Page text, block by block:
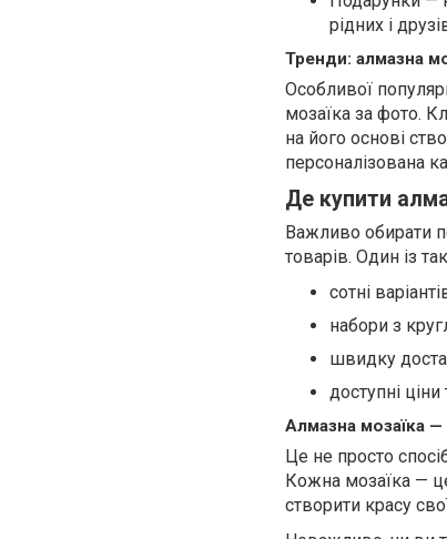
рідних і
Тренди: алмазна
Особливої
мозаїка за фото.
на його основі
персоналізована
Де купити
Важливо обирати
товарів. Один із
сотні
набори з
швидку
доступні ціни
Алмазна мозаїка —
Це не просто
Кожна мозаїка —
створити красу